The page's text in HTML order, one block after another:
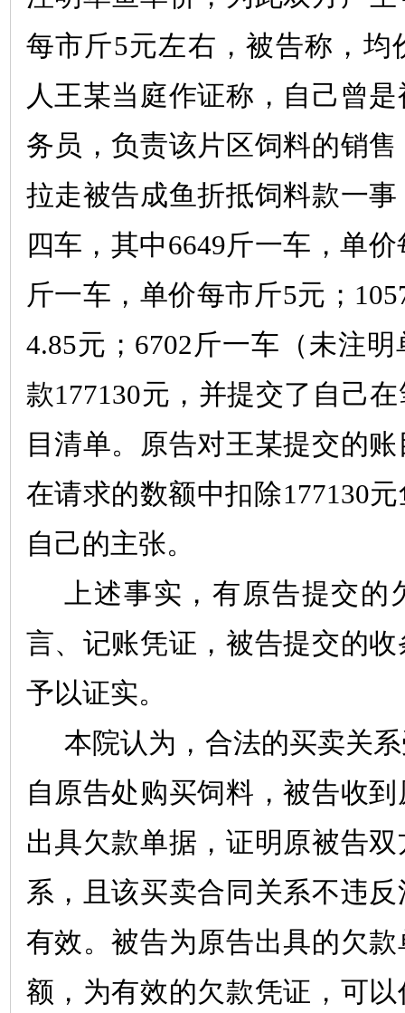
每市斤5元左右，被告称，均
人王某当庭作证称，自己曾
务员，负责该片区饲料的销
拉走被告成鱼折抵饲料款一
四车，其中6649斤一车，单
斤一车，单价每市斤5元；
4.85元； 6702斤一车（未注
款177130元，并提交了自己
目清单。原告对王某提交的
在请求的数额中扣除177130
自己的主张。
上述事实，有原告提交的
言、记账凭证，被告提交的
予以证实。
本院认为，合法的买卖关
自原告处购买饲料，被告收
出具欠款单据，证明原被告
系，且该买卖合同关系不违
有效。被告为原告出具的欠
额，为有效的欠款凭证，可